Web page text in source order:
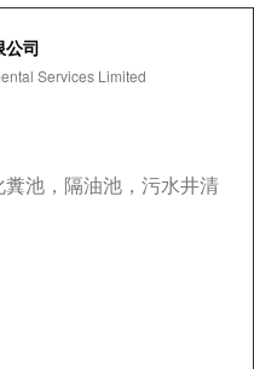
公司
Services Limited
池，隔油池，污水井清